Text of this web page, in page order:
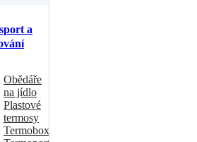
a
Obědáře
na jídlo
Plastové
termosy
Termoboxy